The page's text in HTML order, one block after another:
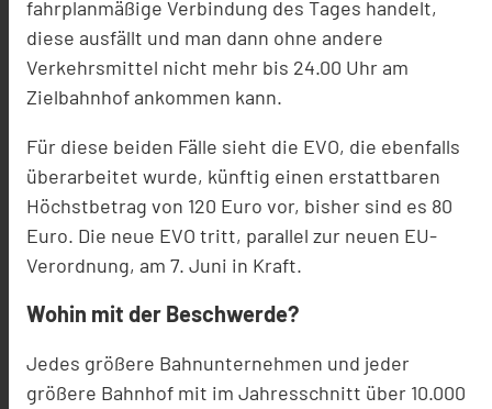
fahrplanmäßige Verbindung des Tages handelt,
diese ausfällt und man dann ohne andere
Verkehrsmittel nicht mehr bis 24.00 Uhr am
Zielbahnhof ankommen kann.
Für diese beiden Fälle sieht die EVO, die ebenfalls
überarbeitet wurde, künftig einen erstattbaren
Höchstbetrag von 120 Euro vor, bisher sind es 80
Euro. Die neue EVO tritt, parallel zur neuen EU-
Verordnung, am 7. Juni in Kraft.
Wohin mit der Beschwerde?
Jedes größere Bahnunternehmen und jeder
größere Bahnhof mit im Jahresschnitt über 10.000